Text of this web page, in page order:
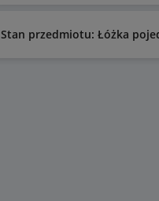
Stan przedmiotu: Łóżka